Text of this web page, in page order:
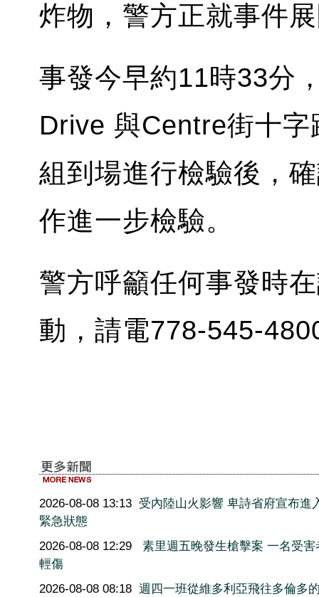
炸物，警方正就事件
事發今早約11時33分
Drive 與Centre街十
組到場進行檢驗後，
作進一步檢驗。
警方呼籲任何事發時
動，請電778-545-
2026-08-08 13:13 受內陸山火影響 卑詩省府宣布進
緊急狀態
2026-08-08 12:29
素里週五晚發生槍擊案 一名受害
輕傷
2026-08-08 08:18 週四一班從維多利亞飛往多倫多